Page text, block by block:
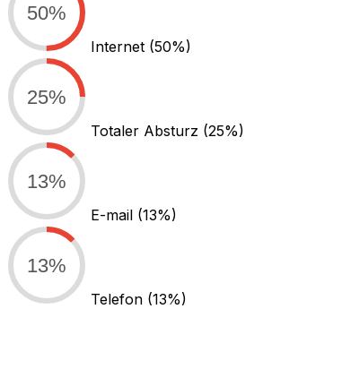
50%
Internet (50%)
25%
Totaler Absturz (25%)
13%
E-mail (13%)
13%
Telefon (13%)